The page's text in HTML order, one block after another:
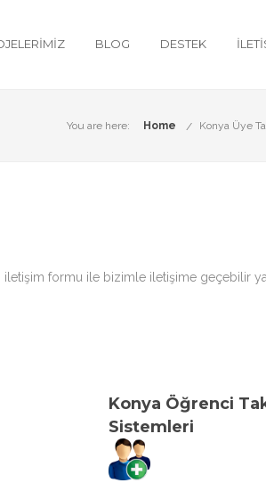
BLOG DESTEK
You are here: Home Konya Üye
formu ile bizimle iletişime geçebilir
Konya Öğrenci
Sistemleri